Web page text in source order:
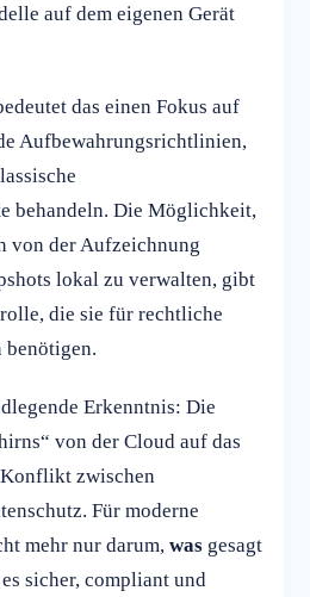
auf dem eigenen Gerät
das einen Fokus auf
Aufbewahrungsrichtlinien,
behandeln. Die Möglichkeit,
von der Aufzeichnung
lokal zu verwalten, gibt
die sie für rechtliche
benötigen.
Erkenntnis: Die
von der Cloud auf das
zwischen
Für moderne
mehr nur darum, was gesagt
sicher, compliant und